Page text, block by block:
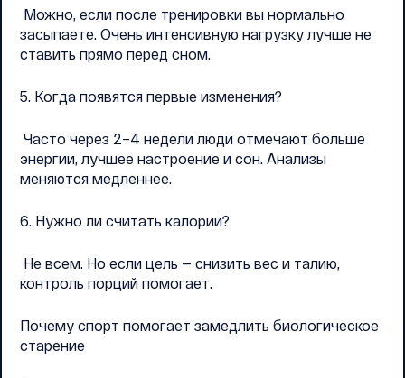
Можно, если после тренировки вы нормально
засыпаете. Очень интенсивную нагрузку лучше не
ставить прямо перед сном.
5. Когда появятся первые изменения?
Часто через 2–4 недели люди отмечают больше
энергии, лучшее настроение и сон. Анализы
меняются медленнее.
6. Нужно ли считать калории?
Не всем. Но если цель — снизить вес и талию,
контроль порций помогает.
Почему спорт помогает замедлить биологическое
старение